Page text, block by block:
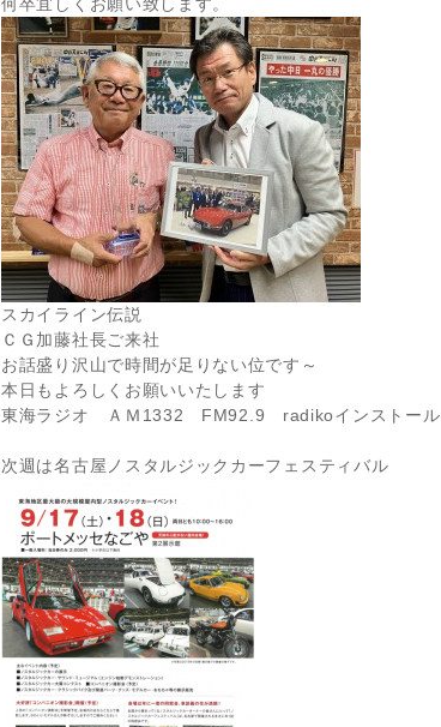
スカイライン伝説
ＣＧ加藤社長ご来社
お話盛り沢山で時間が足りない位です～
本日もよろしくお願いいたします
東海ラジオ ＡＭ1332 FM92.9 radikoインストール
次週は名古屋ノスタルジックカーフェスティバル